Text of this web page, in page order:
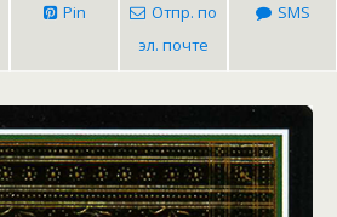
Pin
Отпр. по
эл. почте
SMS